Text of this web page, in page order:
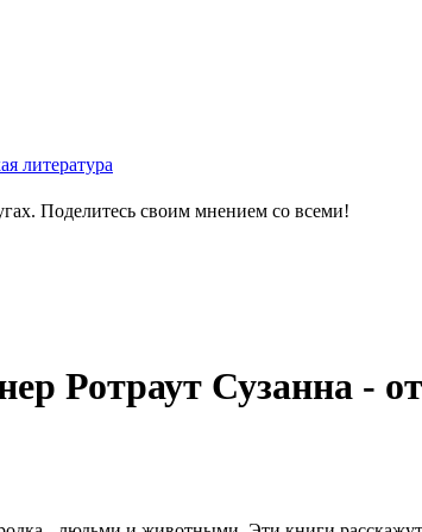
литература
Поделитесь своим мнением со всеми!
Ротраут Сузанна -